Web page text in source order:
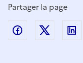
Partager la page
Partager sur